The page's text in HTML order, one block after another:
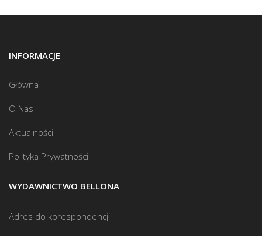
INFORMACJE
Główna
O Nas
Aktualności
Polityka Prywatności
WYDAWNICTWO BELLONA
Adres do korespondencji